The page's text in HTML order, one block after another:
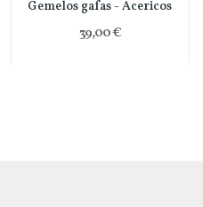
Gemelos gafas - Acericos
39,00 €